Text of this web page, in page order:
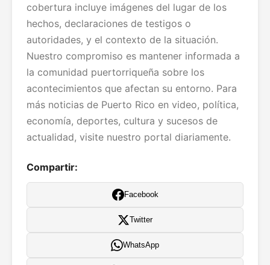
cobertura incluye imágenes del lugar de los
hechos, declaraciones de testigos o
autoridades, y el contexto de la situación.
Nuestro compromiso es mantener informada a
la comunidad puertorriqueña sobre los
acontecimientos que afectan su entorno. Para
más noticias de Puerto Rico en video, política,
economía, deportes, cultura y sucesos de
actualidad, visite nuestro portal diariamente.
Compartir:
Facebook
Twitter
WhatsApp